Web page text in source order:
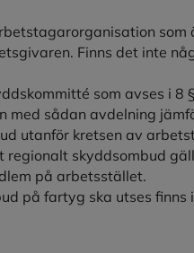
Finns det inte
som avses i 8
med sådan avdelning
utanför kretsen av
skyddsombud
på arbetsstället.
på fartyg ska utses